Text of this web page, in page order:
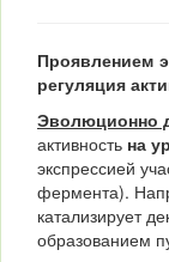
Проявлением
регуляция
Эволюционно
активность на
экспрессией
фермента).
катализирует
образованием